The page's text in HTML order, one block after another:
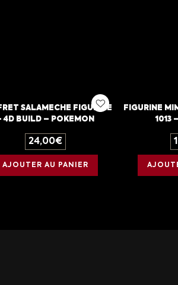
SALAMECHE FIGURINE
4D BUILD – POKEMON
24,00€
AJOUTER AU PANIER
FIGURINE
1013